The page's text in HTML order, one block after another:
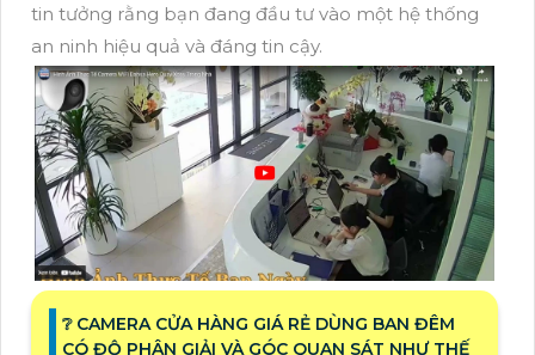
tin tưởng rằng bạn đang đầu tư vào một hệ thống
an ninh hiệu quả và đáng tin cậy.
❔ CAMERA CỬA HÀNG GIÁ RẺ DÙNG BAN ĐÊM
CÓ ĐỘ PHÂN GIẢI VÀ GÓC QUAN SÁT NHƯ THẾ